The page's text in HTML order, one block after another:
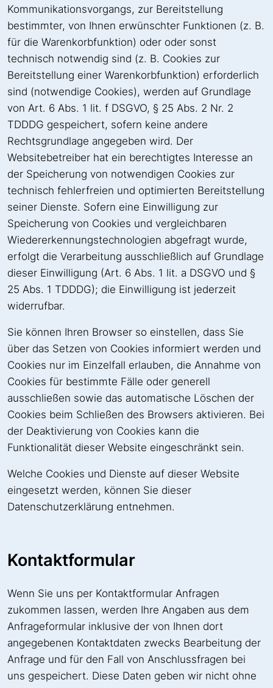
Kommunikationsvorgangs, zur Bereitstellung
bestimmter, von Ihnen erwünschter Funktionen (z. B.
für die Warenkorbfunktion) oder oder sonst
technisch notwendig sind (z. B. Cookies zur
Bereitstellung einer Warenkorbfunktion) erforderlich
sind (notwendige Cookies), werden auf Grundlage
von Art. 6 Abs. 1 lit. f DSGVO, § 25 Abs. 2 Nr. 2
TDDDG gespeichert, sofern keine andere
Rechtsgrundlage angegeben wird. Der
Websitebetreiber hat ein berechtigtes Interesse an
der Speicherung von notwendigen Cookies zur
technisch fehlerfreien und optimierten Bereitstellung
seiner Dienste. Sofern eine Einwilligung zur
Speicherung von Cookies und vergleichbaren
Wiedererkennungstechnologien abgefragt wurde,
erfolgt die Verarbeitung ausschließlich auf Grundlage
dieser Einwilligung (Art. 6 Abs. 1 lit. a DSGVO und §
25 Abs. 1 TDDDG); die Einwilligung ist jederzeit
widerrufbar.
Sie können Ihren Browser so einstellen, dass Sie
über das Setzen von Cookies informiert werden und
Cookies nur im Einzelfall erlauben, die Annahme von
Cookies für bestimmte Fälle oder generell
ausschließen sowie das automatische Löschen der
Cookies beim Schließen des Browsers aktivieren. Bei
der Deaktivierung von Cookies kann die
Funktionalität dieser Website eingeschränkt sein.
Welche Cookies und Dienste auf dieser Website
eingesetzt werden, können Sie dieser
Datenschutzerklärung entnehmen.
Kontaktformular
Wenn Sie uns per Kontaktformular Anfragen
zukommen lassen, werden Ihre Angaben aus dem
Anfrageformular inklusive der von Ihnen dort
angegebenen Kontaktdaten zwecks Bearbeitung der
Anfrage und für den Fall von Anschlussfragen bei
uns gespeichert. Diese Daten geben wir nicht ohne